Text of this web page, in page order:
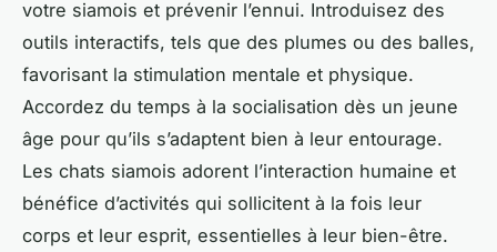
votre siamois et prévenir l’ennui. Introduisez des
outils interactifs, tels que des plumes ou des balles,
favorisant la stimulation mentale et physique.
Accordez du temps à la socialisation dès un jeune
âge pour qu’ils s’adaptent bien à leur entourage.
Les chats siamois adorent l’interaction humaine et
bénéfice d’activités qui sollicitent à la fois leur
corps et leur esprit, essentielles à leur bien-être.